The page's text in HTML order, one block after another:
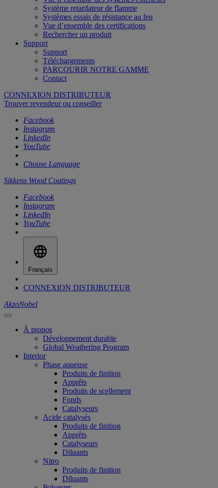
Système retardateur de flamme
Systèmes essais de résistance au feu
Vue d’ensemble des certifications
Rechercher un produit
Support
Support
Téléchargements
PARCOURIR NOTRE GAMME
Contact
CONNEXION DISTRIBUTEUR
Trouver revendeur ou conseiller
Facebook
Instagram
LinkedIn
YouTube
Choose Language
Sikkens Wood Coatings
Facebook
Instagram
LinkedIn
YouTube
Français
CONNEXION DISTRIBUTEUR
AkzoNobel
À propos
Développement durable
Global Weathering Program
Interior
Phase aqueuse
Produits de finition
Apprêts
Produits de scellement
Fonds
Catalyseurs
Acide catalysés
Produits de finition
Apprêts
Catalyseurs
Diluants
Nitro
Produits de finition
Diluants